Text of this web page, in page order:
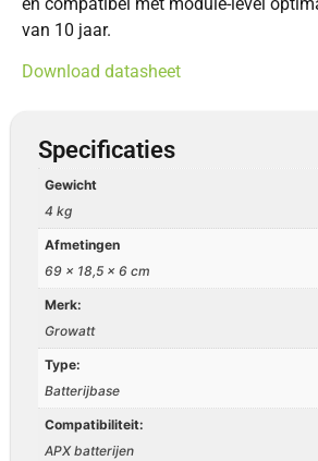
van 10 jaar.
Download datasheet
Specificaties
Gewicht
4 kg
Afmetingen
69 × 18,5 × 6 cm
Merk:
Growatt
Type:
Batterijbase
Compatibiliteit:
APX batterijen